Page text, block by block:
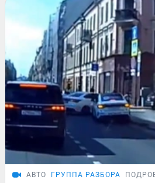
АВТО ГРУППА РАЗБОРА